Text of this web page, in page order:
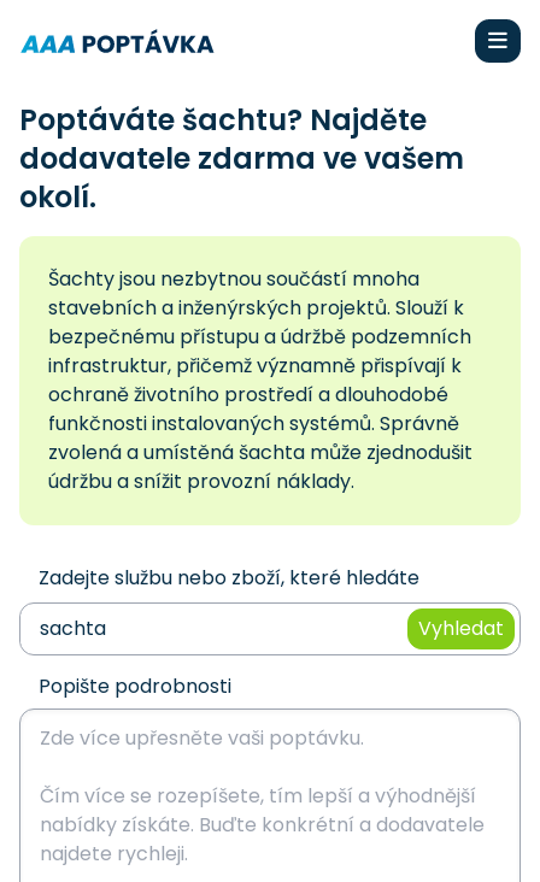
Poptáváte šachtu? Najděte
dodavatele zdarma ve vašem
okolí.
Šachty jsou nezbytnou součástí mnoha
stavebních a inženýrských projektů. Slouží k
bezpečnému přístupu a údržbě podzemních
infrastruktur, přičemž významně přispívají k
ochraně životního prostředí a dlouhodobé
funkčnosti instalovaných systémů. Správně
zvolená a umístěná šachta může zjednodušit
údržbu a snížit provozní náklady.
Zadejte službu nebo zboží, které hledáte
Vyhledat
Popište podrobnosti